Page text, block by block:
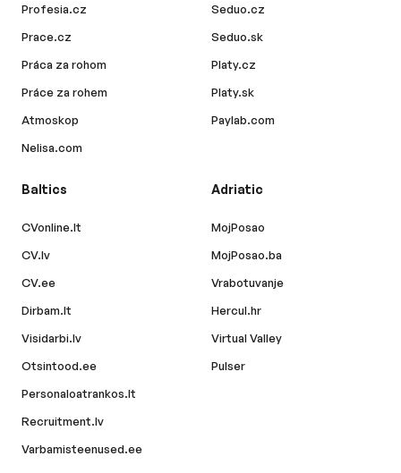
Profesia.cz
Prace.cz
Práca za rohom
Práce za rohem
Atmoskop
Nelisa.com
Seduo.cz
Seduo.sk
Platy.cz
Platy.sk
Paylab.com
Baltics
CVonline.lt
CV.lv
CV.ee
Dirbam.lt
Visidarbi.lv
Otsintood.ee
Personaloatrankos.lt
Recruitment.lv
Varbamisteenused.ee
Adriatic
MojPosao
MojPosao.ba
Vrabotuvanje
Hercul.hr
Virtual Valley
Pulser